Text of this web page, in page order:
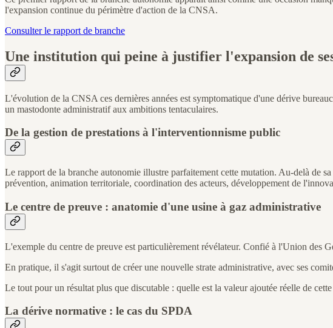
l'expansion continue du périmètre d'action de la CNSA.
Consulter le rapport de branche
Une institution qui peine à justifier l'expansion de
L'évolution de la CNSA ces dernières années est symptomatique d'une dérive
un mastodonte administratif aux ambitions tentaculaires.
De la gestion de prestations à l'interventionnisme public
Le rapport de la branche autonomie illustre parfaitement cette mutation. Au-delà de
prévention, animation territoriale, coordination des acteurs, développement de
Le centre de preuve : anatomie d'une usine à gaz administrative
L'exemple du centre de preuve est particulièrement révélateur. Confié à l'Union des
En pratique, il s'agit surtout de créer une nouvelle strate administrative, avec ses
Le tout pour un résultat plus que discutable : quelle est la valeur ajoutée réelle de
La dérive normative : le cas du SPDA